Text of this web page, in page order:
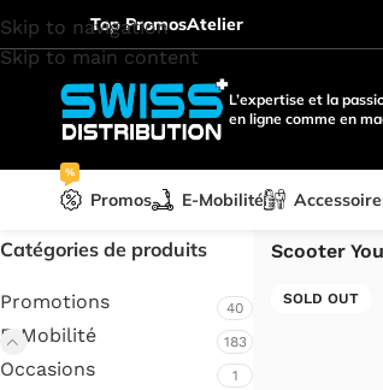
Skip to navigation
Skip to main content
Top PromosAtelier
L’expertise et la
en ligne comme en
Promos
%
E-Mobilité
Catégories de produits
Promotions 40
E-Mobilité 183
Occasions 1
Scooter
SOLD OUT